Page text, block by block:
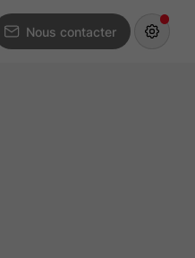
Nous contacter